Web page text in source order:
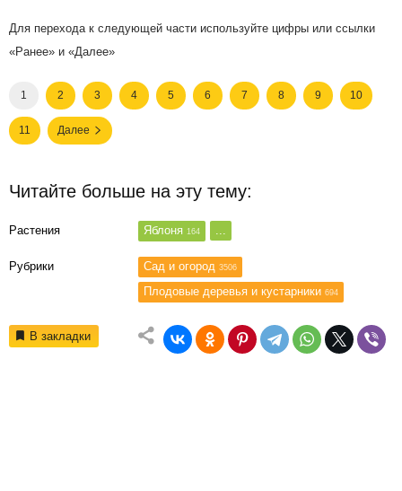
Для перехода к следующей части используйте цифры или ссылки
«Ранее» и «Далее»
1 2 3 4 5 6 7 8 9 10
11 Далее
Читайте больше на эту тему:
Растения Яблоня 164
Рубрики Сад и огород 3506
Плодовые деревья и кустарники 694
В закладки